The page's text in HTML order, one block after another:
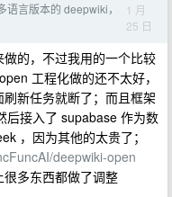
语言版本的 deepwiki，
1 月
25 日
的，不过我用的一个比较
工程化做的还不太好，
新任务就断了；而且框架
后接入了 supabase 作为数
，因为其他的太贵了；
deepwiki-open
多东西都做了调整